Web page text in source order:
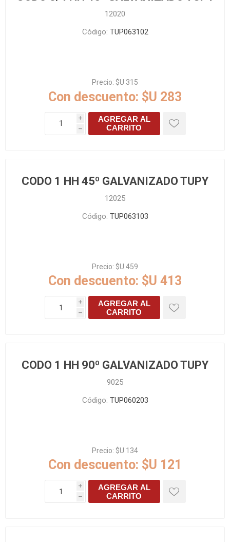
12020
Código: TUP063102
Precio: $U 315
Con descuento: $U 283
i
h
AGREGAR AL
CARRITO
CODO 1 HH 45º GALVANIZADO TUPY
12025
Código: TUP063103
Precio: $U 459
Con descuento: $U 413
i
h
AGREGAR AL
CARRITO
CODO 1 HH 90º GALVANIZADO TUPY
9025
Código: TUP060203
Precio: $U 134
Con descuento: $U 121
i
h
AGREGAR AL
CARRITO